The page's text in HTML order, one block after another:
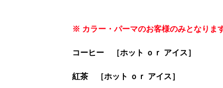
※ カラー・パーマのお客様のみとなりま
コーヒー ［ホット ｏｒ アイス］
紅茶 ［ホット ｏｒ アイス］